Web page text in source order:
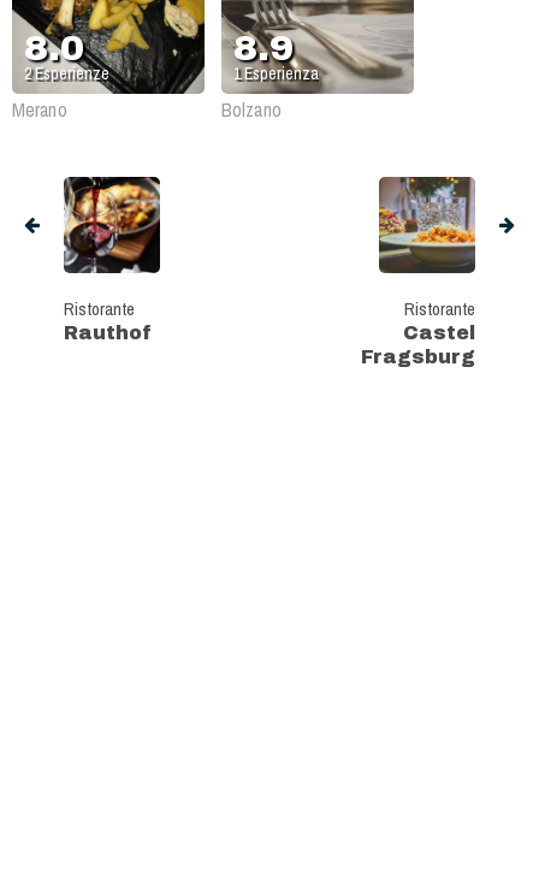
8.0
2Esperienze
Merano
8.9
1Esperienza
Bolzano
Ristorante
Rauthof
Ristorante
Castel
Fragsburg